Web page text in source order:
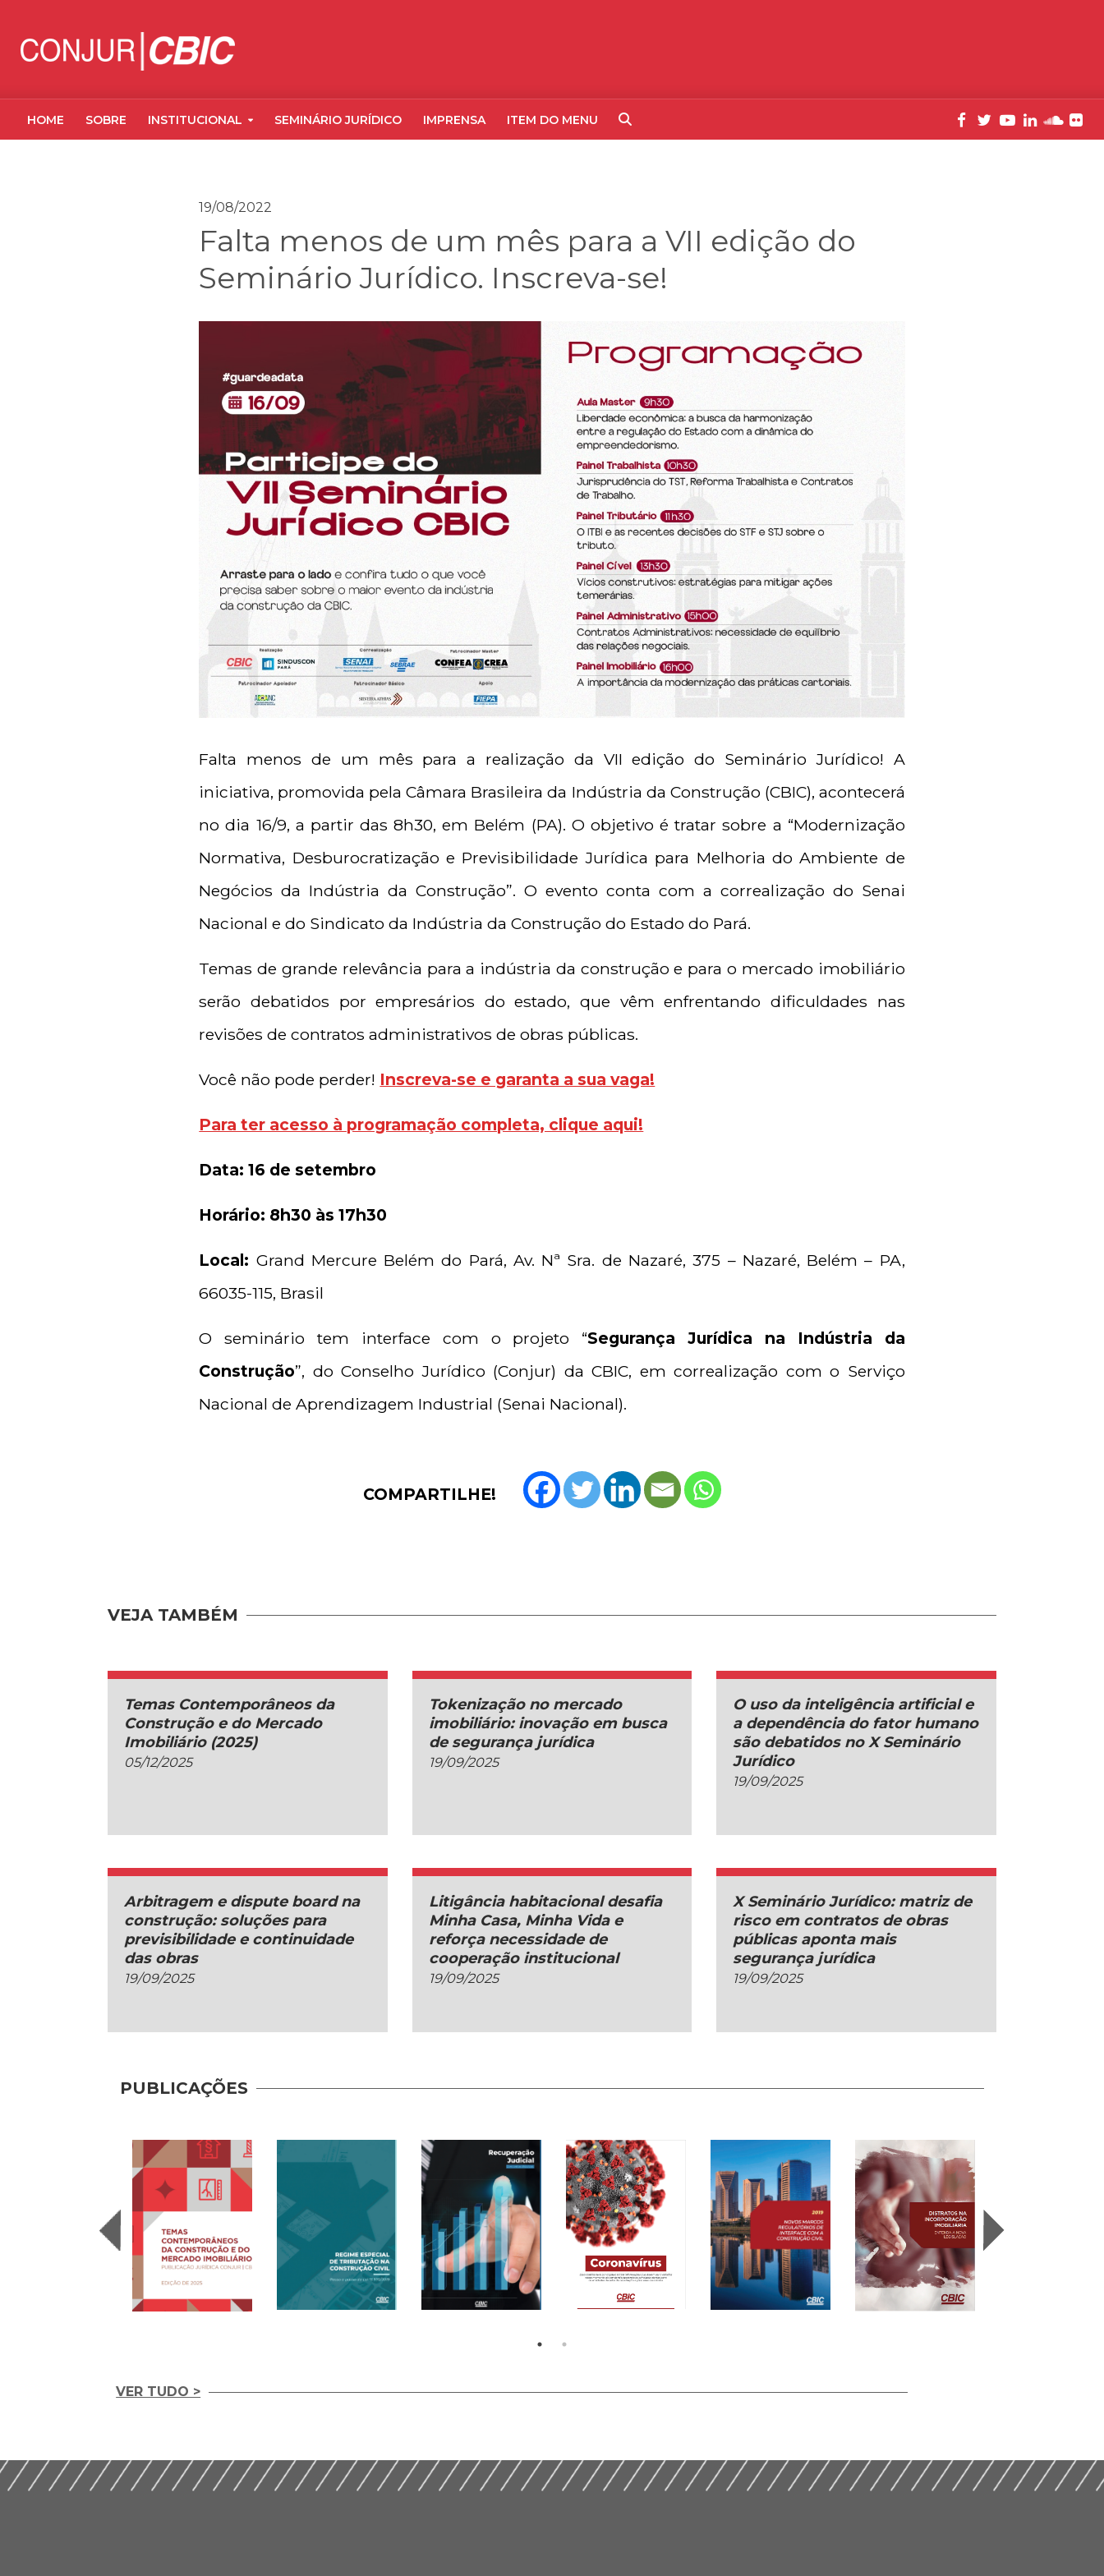
HOME SOBRE INSTITUCIONAL SEMINÁRIO JURÍDICO IMPRENSA ITEM DO MENU
19/08/2022
Falta menos de um mês para a VII edição do
Seminário Jurídico. Inscreva-se!
Falta menos de um mês para a realização da VII edição do Seminário Jurídico! A
iniciativa, promovida pela Câmara Brasileira da Indústria da Construção (CBIC), acontecerá
no dia 16/9, a partir das 8h30, em Belém (PA). O objetivo é tratar sobre a “Modernização
Normativa, Desburocratização e Previsibilidade Jurídica para Melhoria do Ambiente de
Negócios da Indústria da Construção”. O evento conta com a correalização do Senai
Nacional e do Sindicato da Indústria da Construção do Estado do Pará.
Temas de grande relevância para a indústria da construção e para o mercado imobiliário
serão debatidos por empresários do estado, que vêm enfrentando dificuldades nas
revisões de contratos administrativos de obras públicas.
Você não pode perder! Inscreva-se e garanta a sua vaga!
Para ter acesso à programação completa, clique aqui!
Data: 16 de setembro
Horário: 8h30 às 17h30
Local: Grand Mercure Belém do Pará, Av. Nª Sra. de Nazaré, 375 – Nazaré, Belém – PA,
66035-115, Brasil
O seminário tem interface com o projeto “Segurança Jurídica na Indústria da
Construção”, do Conselho Jurídico (Conjur) da CBIC, em correalização com o Serviço
Nacional de Aprendizagem Industrial (Senai Nacional).
COMPARTILHE!
VEJA TAMBÉM
Temas Contemporâneos da
Construção e do Mercado
Imobiliário (2025)
05/12/2025
Tokenização no mercado
imobiliário: inovação em busca
de segurança jurídica
19/09/2025
O uso da inteligência artificial e
a dependência do fator humano
são debatidos no X Seminário
Jurídico
19/09/2025
Arbitragem e dispute board na
construção: soluções para
previsibilidade e continuidade
das obras
19/09/2025
Litigância habitacional desafia
Minha Casa, Minha Vida e
reforça necessidade de
cooperação institucional
19/09/2025
X Seminário Jurídico: matriz de
risco em contratos de obras
públicas aponta mais
segurança jurídica
19/09/2025
PUBLICAÇÕES
(2025)
(2020)
(2020)
sobre o Coronavírus
Construção Civil (2019)
Incorporação
Imobiliária (2019)
Patrimônio de
Afetação (2019)
VER TUDO >